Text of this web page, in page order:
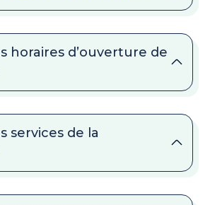
horaires d’ouverture de
services de la